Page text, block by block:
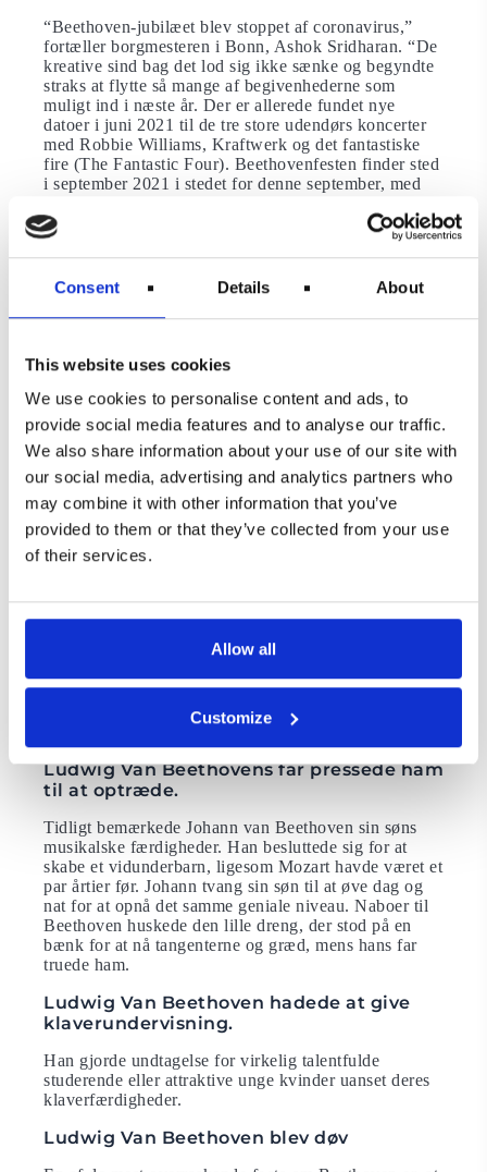
Consent Details About
This website uses cookies
We use cookies to personalise content and ads, to
provide social media features and to analyse our traffic.
We also share information about your use of our site with
our social media, advertising and analytics partners who
may combine it with other information that you’ve
provided to them or that they’ve collected from your use
of their services.
Allow all
Customize
“Beethoven-jubilæet blev stoppet af coronavirus,”
fortæller borgmesteren i Bonn, Ashok Sridharan. “De
kreative sind bag det lod sig ikke sænke og begyndte
straks at flytte så mange af begivenhederne som
muligt ind i næste år. Der er allerede fundet nye
datoer i juni 2021 til de tre store udendørs koncerter
med Robbie Williams, Kraftwerk og det fantastiske
fire (The Fantastic Four). Beethovenfesten finder sted
i september 2021 i stedet for denne september, med
flere priser fra Art Director’s Club for vores
Beethoven Tour. “
Det fulde program med arrangementer kan ses på
BTHVN2020 webstedether, og Beethoven Haus
museums websted kan sesher.
Læs også om hvordan du kan nyde verdens smukke
vilde blomster online.
Er du lidt mere nysgerrig på, hvem
Beethoven egentlig var, så læs disse 5
facts om den berømte komponist
Offentlig statue af Ludwig van Beethoven i Bonn.
Monumentet blev afsløret i 1845, og i ceremonien
deltog den preussiske konge Friedrich Wilhelm IV. ,
Dronning Victoria af England samt den tyske
Ludwig i Beethoven-familien.
Den første var hans bedstefar, og den anden var
Beethovens ældre bror, som døde seks dage efter sin
Ludwig Van Beethovens far pressede ham
til at optræde.
Tidligt bemærkede Johann van Beethoven sin søns
musikalske færdigheder. Han besluttede sig for at
skabe et vidunderbarn, ligesom Mozart havde været et
par årtier før. Johann tvang sin søn til at øve dag og
nat for at opnå det samme geniale niveau. Naboer til
Beethoven huskede den lille dreng, der stod på en
bænk for at nå tangenterne og græd, mens hans far
truede ham.
Ludwig Van Beethoven hadede at give
klaverundervisning.
Han gjorde undtagelse for virkelig talentfulde
studerende eller attraktive unge kvinder uanset deres
klaverfærdigheder.
Ludwig Van Beethoven blev døv